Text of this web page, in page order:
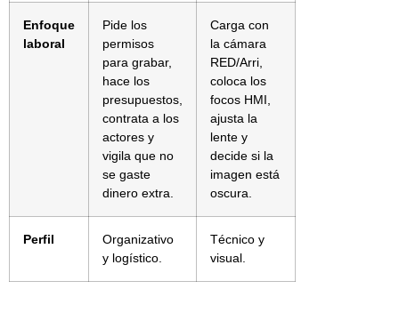
Enfoque
laboral
Pide los
permisos
para grabar,
hace los
presupuestos,
contrata a los
actores y
vigila que no
se gaste
dinero extra.
Carga con
la cámara
RED/Arri,
coloca los
focos HMI,
ajusta la
lente y
decide si la
imagen está
oscura.
Perfil
Organizativo
y logístico.
Técnico y
visual.